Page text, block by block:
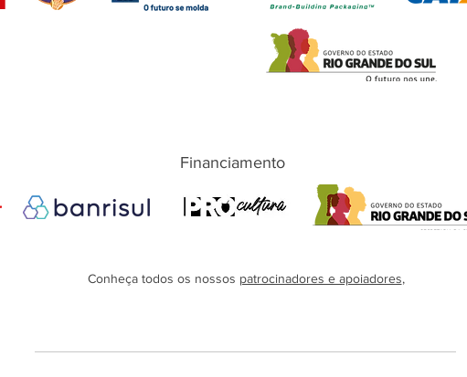
Financiamento
Conheça todos os nossos patrocinadores e apoiadores,